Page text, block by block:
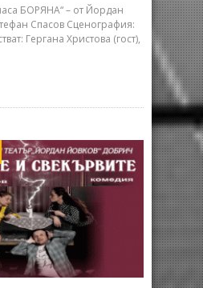
БОРЯНА“ – от Йордан
Спасов Сценография:
Гергана Христова (гост),